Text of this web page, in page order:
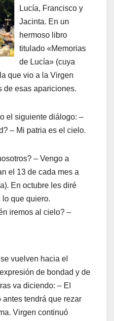
Lucía, Francisco y
Jacinta. En un
hermoso libro
titulado «Memorias
de Lucía» (cuya
que vio a la Virgen
de esas apariciones.
el siguiente diálogo: –
– Mi patria es el cielo.
– Vengo a
el 13 de cada mes a
En octubre les diré
que quiero.
iremos al cielo? –
vuelven hacia el
de bondad y de
va diciendo: – El
tendrá que rezar
Virgen continuó